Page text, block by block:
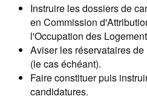
Instruire les dossiers de
en Commission
l'Occupation des
Aviser les réservataires
(le cas échéant).
Faire constituer puis
candidatures.